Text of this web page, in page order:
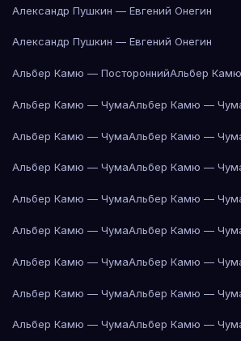
Александр Пушкин — Евгений Онегин
Александр Пушкин — Евгений Онегин
Альбер Камю — ПостороннийАльбер
Альбер Камю — ЧумаАльбер Камю —
Альбер Камю — ЧумаАльбер Камю —
Альбер Камю — ЧумаАльбер Камю —
Альбер Камю — ЧумаАльбер Камю —
Альбер Камю — ЧумаАльбер Камю —
Альбер Камю — ЧумаАльбер Камю —
Альбер Камю — ЧумаАльбер Камю —
Альбер Камю — ЧумаАльбер Камю —